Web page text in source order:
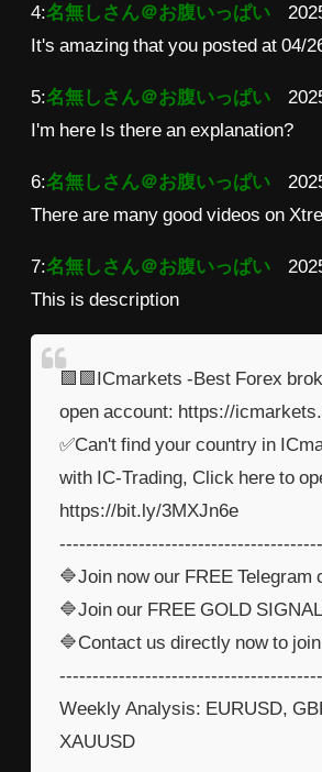
4:名無しさん＠お腹いっぱい
It's amazing that you posted at 04/
5:名無しさん＠お腹いっぱい
I'm here Is there an explanation?
6:名無しさん＠お腹いっぱい
There are many good videos on
7:名無しさん＠お腹いっぱい
This is description
🟩🟩ICmarkets -Best Forex
open account: https://
✅Can't find your country in
with IC-Trading, Click here to
https://bit.ly/3MXJn6e
🔷Join now our FREE
🔷Join our FREE GOLD
🔷Contact us directly now to
Weekly Analysis: EURUSD,
XAUUSD